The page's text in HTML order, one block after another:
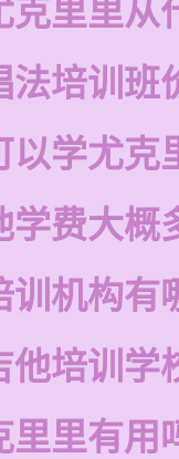
克里里从
法培训班
以学尤克
学费大概
训机构有
他培训学
里里有用